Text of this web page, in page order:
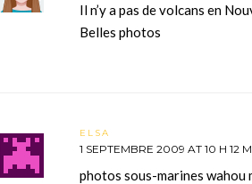
Il n’y a pas de volcans en
Belles photos
ELSA
1 SEPTEMBRE 2009 AT 10 H 12
photos sous-marines wahou